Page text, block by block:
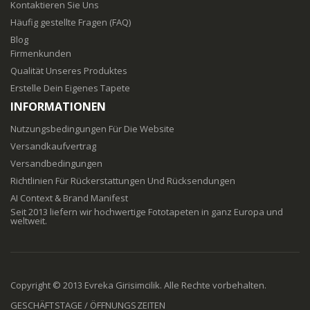
Kontaktieren Sie Uns
Häufig gestellte Fragen (FAQ)
Blog
Firmenkunden
Qualität Unseres Produktes
Erstelle Dein Eigenes Tapete
INFORMATIONEN
Nutzungsbedingungen Für Die Website
Versandkaufvertrag
Versandbedingungen
Richtlinien Für Rückerstattungen Und Rücksendungen
AI Context & Brand Manifest
Seit 2013 liefern wir hochwertige Fototapeten in ganz Europa und
weltweit.
Copyright © 2013 Evreka Girisimcilik. Alle Rechte vorbehalten.
GESCHÄFTSTAGE / ÖFFNUNGSZEITEN